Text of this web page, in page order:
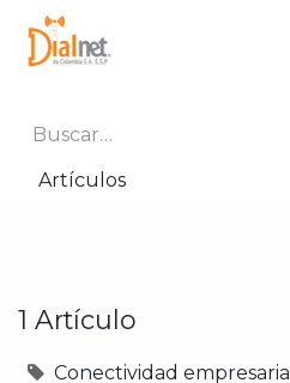
Artículos
1 Artículo
Conectividad empresarial